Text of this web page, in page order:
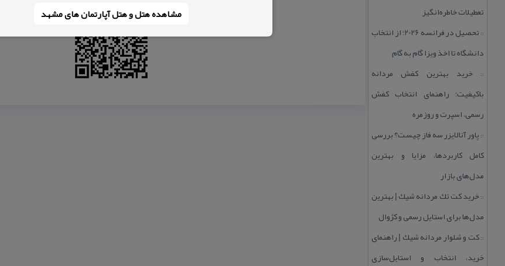
مشاهده هتل و هتل‌ آپارتمان های مشهد
تعطیلات خاطره‌انگیز
::
تحصیل در فرانسه 2026؛ از انتخاب
دانشگاه تا اخذ ویزا گام به گام
::خرید بهترین كفش مردانه
باكیفیت؛ راهنمای انتخاب كفش
رسمی، اسپرت و روزمره
:: پاور آنالایزر سه فاز چیست؟ بررسی
كامل كاربردها، مزایا و بهترین
مدل‌های بازار
::خرید كت تك مردانه شیك | بهترین
مدل‌ها برای استایل رسمی و كژوال
::كت و شلوار مردانه شیك | راهنمای
خرید، انتخاب و استایل‌سازی